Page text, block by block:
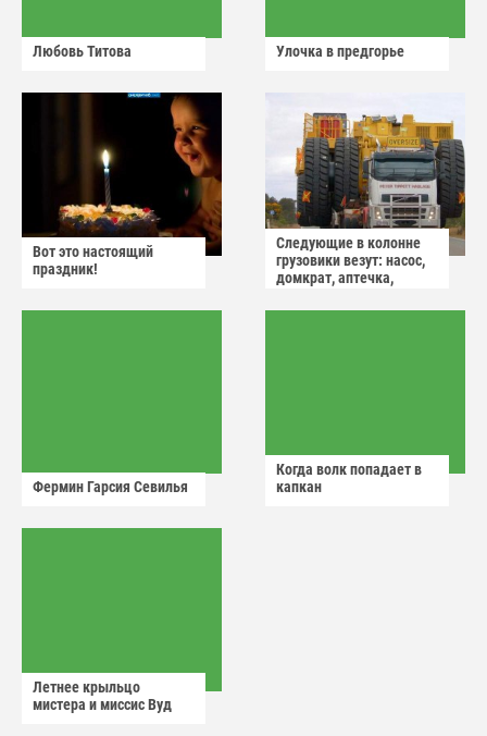
Любовь Титова Улочка в предгорье
Вот это настоящий
праздник!
Следующие в колонне
грузовики везут: насос,
домкрат, аптечка,
Фермин Гарсия Севилья
Когда волк попадает в
капкан
Летнее крыльцо
мистера и миссис Вуд